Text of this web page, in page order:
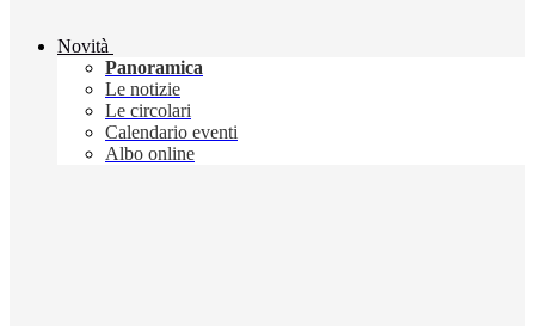
Novità
Panoramica
Le notizie
Le circolari
Calendario eventi
Albo online